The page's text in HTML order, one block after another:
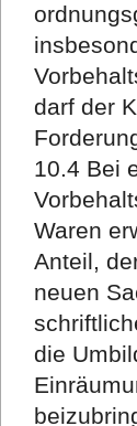
darf der
10.4 Bei
Waren
Anteil,
neuen
die